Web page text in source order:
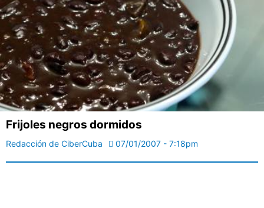
Frijoles negros dormidos
Redacción de CiberCuba 07/01/2007 - 7:18pm